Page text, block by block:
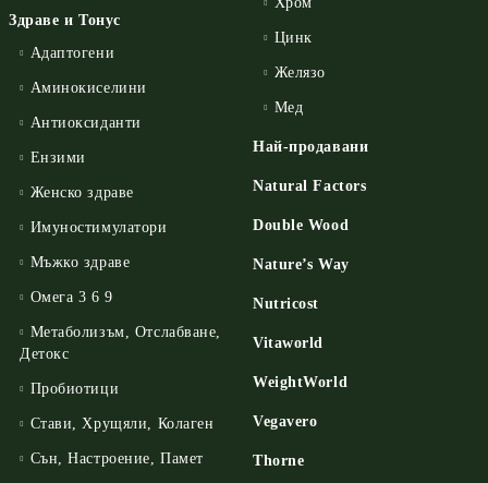
Здраве и Тонус
Адаптогени
Аминокиселини
Антиоксиданти
Ензими
Женско здраве
Имуностимулатори
Мъжко здраве
Омега 3 6 9
Метаболизъм, Отслабване,
Детокс
Пробиотици
Стави, Хрущяли, Колаген
Сън, Настроение, Памет
Цинк
Желязо
Мед
Най-продавани
Natural Factors
Double Wood
Nature’s Way
Nutricost
Vitaworld
WeightWorld
Vegavero
Thorne